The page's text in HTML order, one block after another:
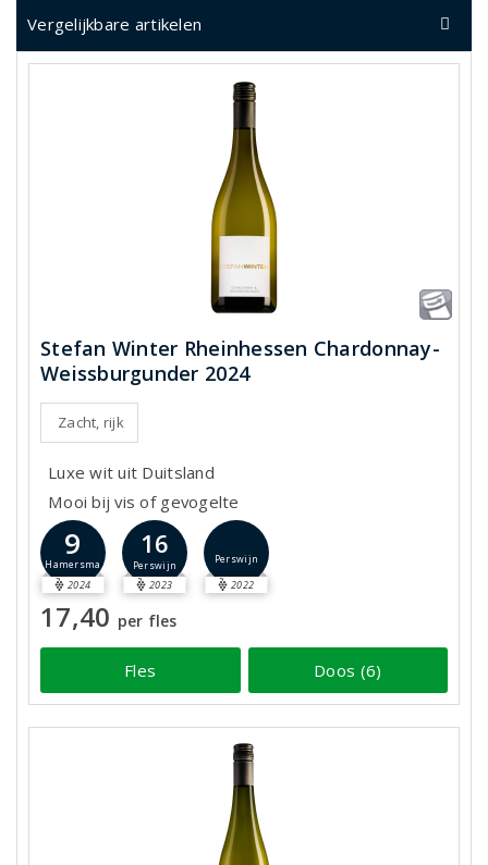
Vergelijkbare artikelen
Stefan Winter Rheinhessen Chardonnay-
Weissburgunder 2024
Zacht, rijk
Luxe wit uit Duitsland
Mooi bij vis of gevogelte
9
Hamersma
2024
16
Perswijn
2023
Perswijn
2022
17,40 per fles
Fles Doos (6)